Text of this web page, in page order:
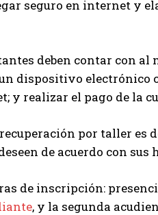
seguro en internet y
deben contar con al
dispositivo electrónico
y realizar el pago de la
por taller es
de acuerdo con sus
de inscripción:
, y la segunda